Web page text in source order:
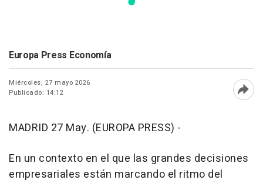
Europa Press Economía
Miércoles, 27 mayo 2026
Publicado: 14:12
MADRID 27 May. (EUROPA PRESS) -
En un contexto en el que las grandes decisiones
empresariales están marcando el ritmo del